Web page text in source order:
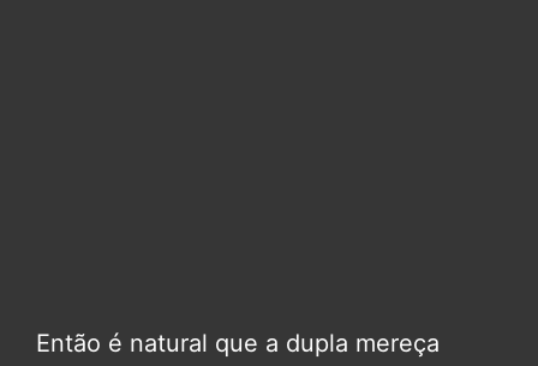
Então é natural que a dupla mereça